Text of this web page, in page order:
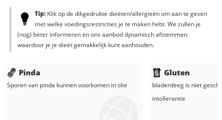
Tip:Klik op de dikgedrukte dieëten/allergieën om aan te geven
met welke voedingsrestricties je te maken hebt. We zullen je
(nog) beter informeren en ons aanbod dynamisch afstemmen
waardoor je je dieët gemakkelijk kunt aanhouden.
Pinda
Sporen van pinda kunnen voorkomen inolie
Gluten
bladerdeegis niet
intollerantie